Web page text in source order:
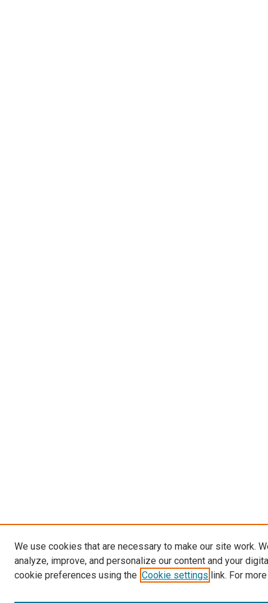
We use cookies that are necessary to make our site work.
analyze, improve, and personalize our content and your
cookie preferences using the Cookie settings link. For